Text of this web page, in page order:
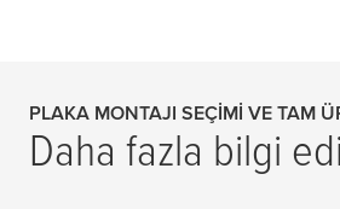
PLAKA MONTAJI SEÇIMI VE TAM
Daha fazla bilgi